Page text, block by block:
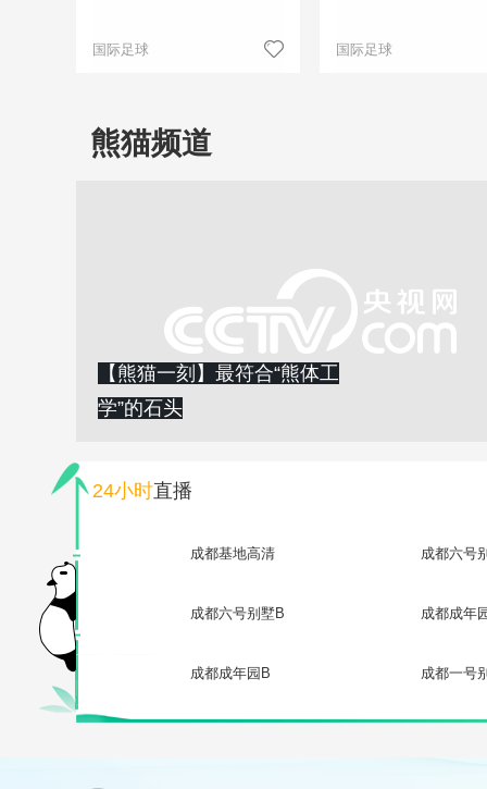
国际足球 国际足球
熊猫频道
【熊猫一刻】最符合“熊体工
学”的石头
24小时直播
成都基地高清 成都六号
成都六号别墅B 成都成年
成都成年园B 成都一号